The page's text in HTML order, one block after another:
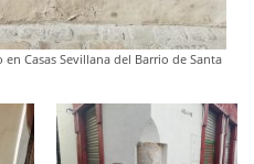
Casas Sevillana del Barrio de Santa